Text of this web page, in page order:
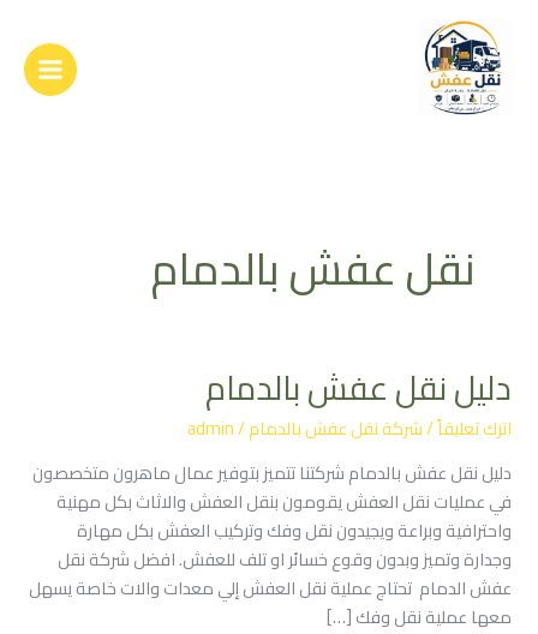
المحتوى
نقل عفش بالدمام
دليل نقل عفش بالدمام
اترك تعليقاً/شركة نقل عفش بالدمام/
admin
دليل نقل عفش بالدمام شركتنا تتميز بتوفير عمال ماهرون متخصصون
في عمليات نقل العفش يقومون بنقل العفش والاثاث بكل مهنية
واحترافية وبراعة ويجيدون نقل وفك وتركيب العفش بكل مهارة
وجدارة وتميز وبدون وقوع خسائر او تلف للعفش. افضل شركة نقل
عفش الدمام تحتاج عملية نقل العفش إلي معدات والات خاصة يسهل
معها عملية نقل وفك […]
دليل
نقل
عفش
بالدمام